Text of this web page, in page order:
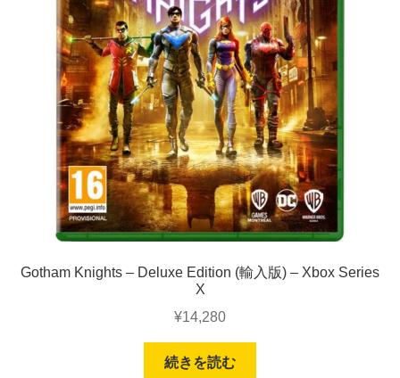
Gotham Knights – Deluxe Edition (輸入版) – Xbox Series
X
¥14,280
続きを読む